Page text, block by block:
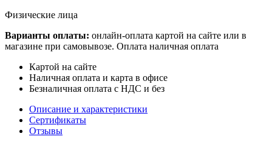
Физические лица
Варианты оплаты: онлайн-оплата картой на сайте или в
магазине при самовывозе. Оплата наличная оплата
Картой на сайте
Наличная оплата и карта в офисе
Безналичная оплата с НДС и без
Описание и характеристики
Сертификаты
Отзывы